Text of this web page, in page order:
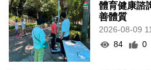
體育健康諮
善體質
2026-08-09
84
0